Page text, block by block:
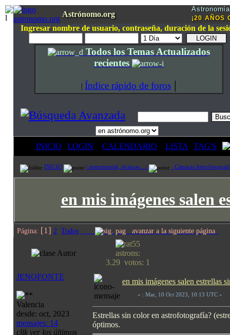
Astrónomo.org ¡20 AÑOS
Ingresar nombre de usuario, contraseña, duración de la
Todos los Temas Actualizados
recientes
| Índice rápido de foros|
INICIO LOGIN CALENDARIO LISTA TAG'S
INICIO / instrumental, técnicas .../ · Cámaras
en mis imágenes salen
Página: [1] 2 Todos avanzar a la siguiente página
Autor
astrons:
3.29 votos: 1
JENOFONTE
Valencia
desde: oct, 2023
mensajes: 14
clik ver los últimos
en mis imágenes salen estrellas
« : Mar, 10 Oct 2023, 10:13 UTC »
Estrellas sin color en astrofotografía?
óptimos.